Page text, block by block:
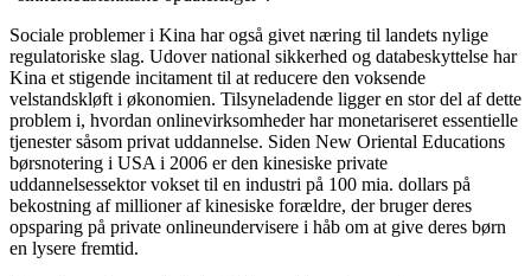
Sociale problemer i Kina har også givet næring til landets nylige
regulatoriske slag. Udover national sikkerhed og databeskyttelse har
Kina et stigende incitament til at reducere den voksende
velstandskløft i økonomien. Tilsyneladende ligger en stor del af dette
problem i, hvordan onlinevirksomheder har monetariseret essentielle
tjenester såsom privat uddannelse. Siden New Oriental Educations
børsnotering i USA i 2006 er den kinesiske private
uddannelsessektor vokset til en industri på 100 mia. dollars på
bekostning af millioner af kinesiske forældre, der bruger deres
opsparing på private onlineundervisere i håb om at give deres børn
en lysere fremtid.